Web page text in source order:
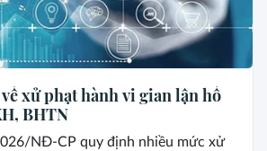
xử phạt hành vi gian lận hồ
BHTN
NĐ-CP quy định nhiều mức xử